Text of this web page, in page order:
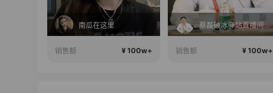
南瓜在这里
销售额 ¥ 100w+
蔡磊破冰驿站直播间好物分享
销售额 ¥ 100w+